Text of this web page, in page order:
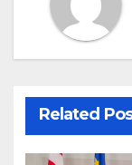
Related